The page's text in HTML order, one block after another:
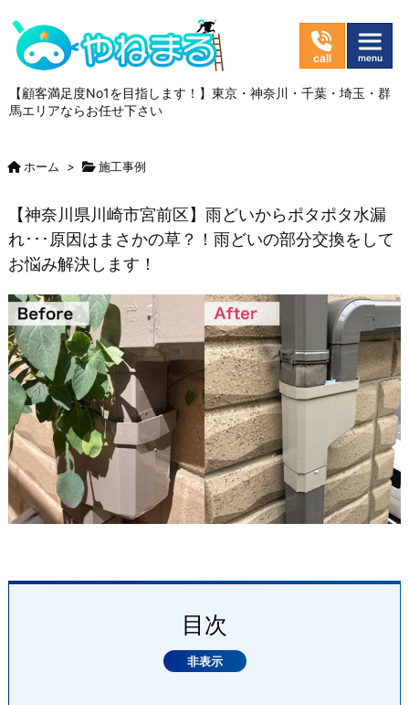
【顧客満足度No1を目指します！】東京・神奈川・千葉・埼玉・群
馬エリアならお任せ下さい
ホーム > 施工事例
【神奈川県川崎市宮前区】雨どいからポタポタ水漏
れ･･･原因はまさかの草？！雨どいの部分交換をして
お悩み解決します！
目次